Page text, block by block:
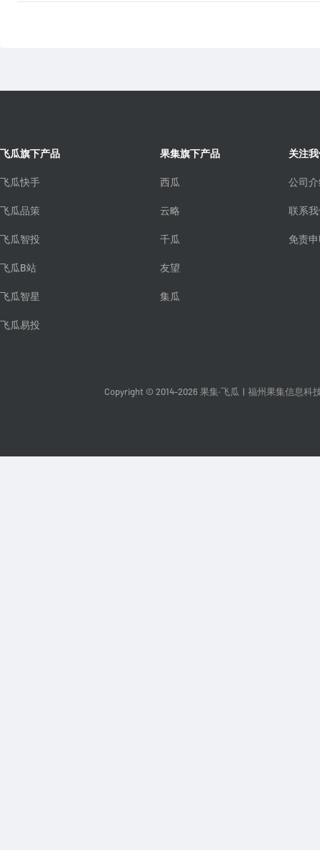
飞瓜旗下产品
飞瓜快手
飞瓜品策
飞瓜智投
飞瓜B站
飞瓜智星
飞瓜易投
果集旗下产品
西瓜
云略
千瓜
友望
集瓜
关注
公司
联系
免责
Copyright © 2014-2026 果集·飞瓜 福州果集信息科